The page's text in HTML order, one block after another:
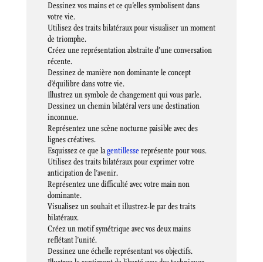
Dessinez vos mains et ce qu’elles symbolisent dans
votre vie.
Utilisez des traits bilatéraux pour visualiser un moment
de triomphe.
Créez une représentation abstraite d’une conversation
récente.
Dessinez de manière non dominante le concept
d’équilibre dans votre vie.
Illustrez un symbole de changement qui vous parle.
Dessinez un chemin bilatéral vers une destination
inconnue.
Représentez une scène nocturne paisible avec des
lignes créatives.
Esquissez ce que lagentillessereprésente pour vous.
Utilisez des traits bilatéraux pour exprimer votre
anticipation de l’avenir.
Représentez une difficulté avec votre main non
dominante.
Visualisez un souhait et illustrez-le par des traits
bilatéraux.
Créez un motif symétrique avec vos deux mains
reflétant l’unité.
Dessinez une échelle représentant vos objectifs.